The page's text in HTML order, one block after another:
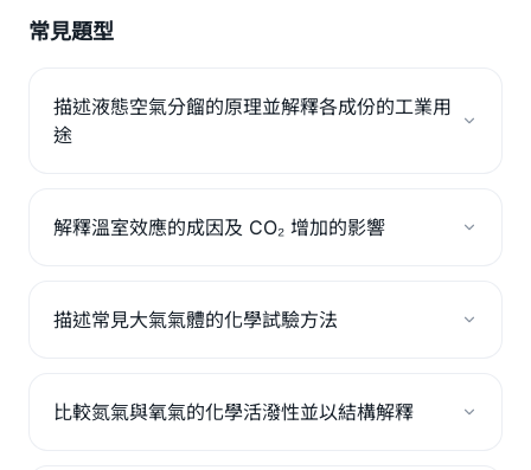
常見題型
描述液態空氣分餾的原理並解釋各成份的工業用
途
解釋溫室效應的成因及 CO₂ 增加的影響
描述常見大氣氣體的化學試驗方法
比較氮氣與氧氣的化學活潑性並以結構解釋